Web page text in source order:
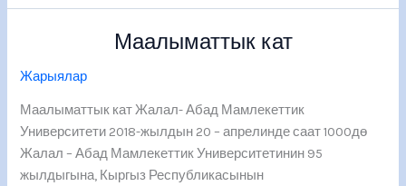
Маалыматтык кат
Жарыялар
Маалыматтык кат Жалал- Абад Мамлекеттик
Университети 2018-жылдын 20 – апрелинде саат 1000дө
Жалал – Абад Мамлекеттик Университетинин 95
жылдыгына, Кыргыз Республикасынын